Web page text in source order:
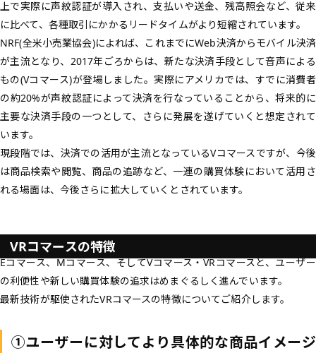
上で実際に声紋認証が導入され、支払いや送金、残高照会など、従来
に比べて、各種取引にかかるリードタイムがより短縮されています。
NRF(全米小売業協会)によれば、これまでにWeb決済からモバイル決済
が主流となり、2017年ごろからは、新たな決済手段として音声による
もの(Vコマース)が登場しました。実際にアメリカでは、すでに消費者
の約20%が声紋認証によって決済を行なっていることから、将来的に
主要な決済手段の一つとして、さらに発展を遂げていくと想定されて
います。
現段階では、決済での活用が主流となっているVコマースですが、今後
は商品検索や閲覧、商品の追跡など、一連の購買体験において活用さ
れる場面は、今後さらに拡大していくとされています。
VRコマースの特徴
Eコマース、Mコマース、そしてVコマース・VRコマースと、ユーザー
の利便性や新しい購買体験の追求はめまぐるしく進んでいます。
最新技術が駆使されたVRコマースの特徴についてご紹介します。
①ユーザーに対してより具体的な商品イメージ